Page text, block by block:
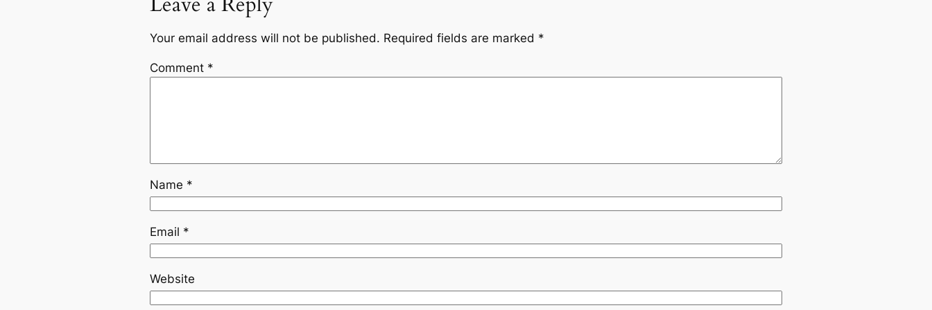
Your email address will not be published. Required fields are marked *
Comment *
Name *
Email *
Website